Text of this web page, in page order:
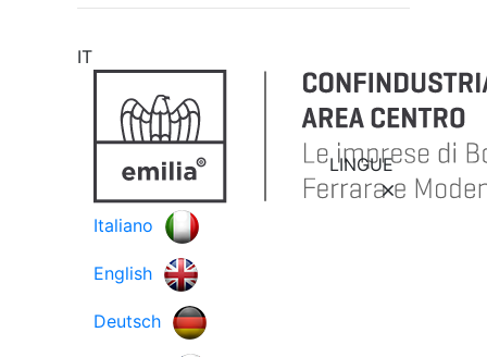
IT
LINGUE
Italiano
English
Deutsch